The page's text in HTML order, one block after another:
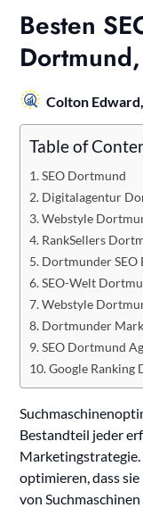
Besten
Colton
Table of
SEO Dortmund
Digitalagentur
Webstyle
RankSellers
Dortmunder SEO
SEO-Welt
Webstyle
Dortmunder
SEO Dortmund
Google Ranking
Bestandteil jeder
Marketingstrategie.
optimieren, dass
von